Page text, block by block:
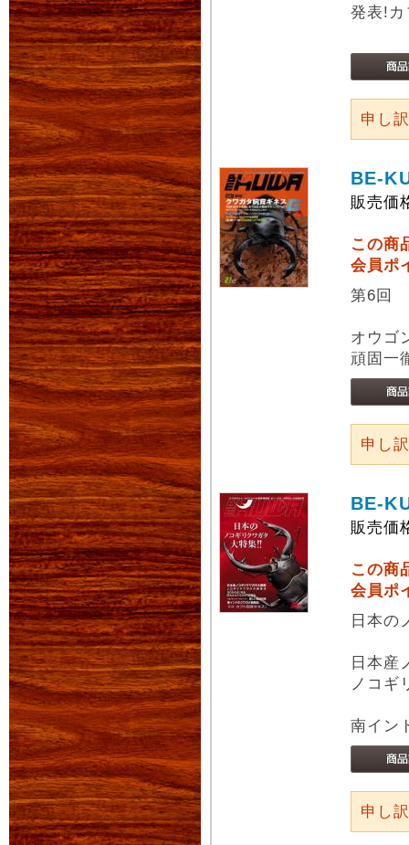
発表!
申し
BE-
販売価
この商
会員ポ
第6回
オウゴ
頑固一
申し
BE-
販売価
この商
会員ポ
日本の
日本産
ノコギ
南イン
申し